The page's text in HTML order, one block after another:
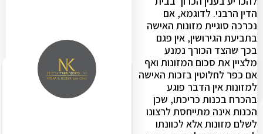
הדין הרבני. לדוגמא, אם
נכרכה סוגיית מזונות האישה
בתביעת הגירושין, אין פגם
בכך שהצד הכורך נמנע
מלציין את סכום המזונות ואף
אם כפר לחלוטין בזכות האישה
למזונות אין הדבר פוגע
בהכרח בכנות כריכתו, שכן
הכנות אינה מתייחסת לרצונו
לשלם מזונות אלא לכוונתו